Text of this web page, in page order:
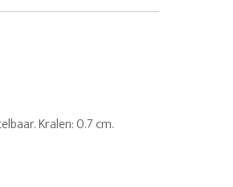
Kralen: 0.7 cm.